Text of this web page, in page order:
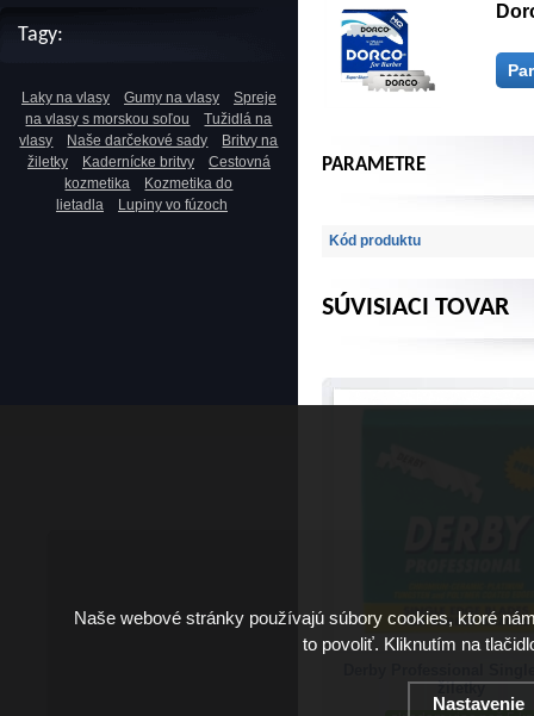
Tagy:
Laky na vlasy Gumy na vlasy
Spreje
na vlasy s morskou soľou
Tužidlá na
vlasy
Naše darčekové sady
Britvy na
žiletky
Kadernícke britvy
Cestovná
kozmetika
Kozmetika do
lietadla
Lupiny vo fúzoch
PARAMETRE
Kód produktu
SÚVISIACI TOVAR
žiletky
Naše webové stránky používajú súbory cookies, ktoré
to povoliť. Kliknutím na
Nastavenie